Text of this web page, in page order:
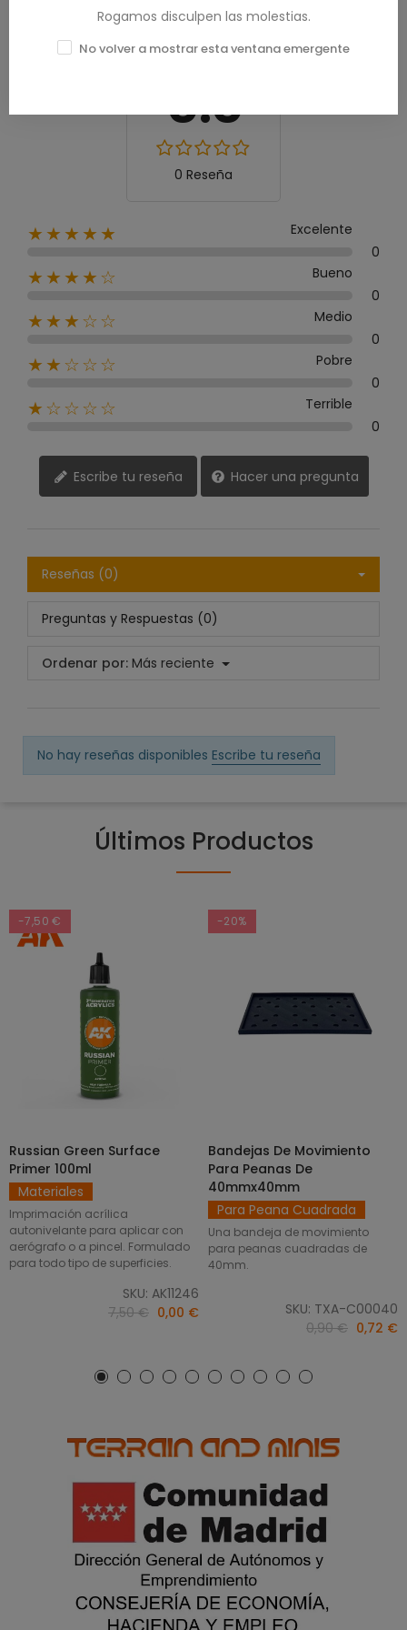
Calificación media
0.0
0 Reseña
★★★★★
Excelente
0
★★★★☆
Bueno
0
★★★☆☆
Medio
0
★★☆☆☆
Pobre
0
★☆☆☆☆
Terrible
0
Escribe tu reseña Hacer una pregunta
Reseñas (0)
Preguntas y Respuestas (0)
Ordenar por: Más reciente
No hay reseñas disponibles Escribe tu reseña
Últimos Productos
-7,50 €
AÑADIR AL CARRITO
Russian Green Surface
Primer 100ml
Materiales
Imprimación acrílica
autonivelante para aplicar con
aerógrafo o a pincel. Formulado
para todo tipo de superficies.
SKU: AK11246
7,50 € 0,00 €
-20%
SELECCIONAR OPCIONES
Bandejas De Movimiento
Para Peanas De
40mmx40mm
Para Peana Cuadrada
Una bandeja de movimiento
para peanas cuadradas de
40mm.
SKU: TXA-C00040
0,90 € 0,72 €
Rogamos disculpen las molestias.
No volver a mostrar esta ventana emergente